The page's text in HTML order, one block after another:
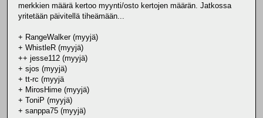
merkkien määrä kertoo myynti/osto kertojen määrän. Jatkossa
yritetään päivitellä tiheämään...
+ RangeWalker (myyjä)
+ WhistleR (myyjä)
++ jesse112 (myyjä)
+ sjos (myyjä)
+ tt-rc (myyjä
+ MirosHime (myyjä)
+ ToniP (myyjä)
+ sanppa75 (myyjä)